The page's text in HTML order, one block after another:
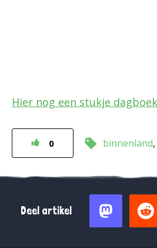
Hier nog een stukje dagboek
0 binnenland
Deel artikel